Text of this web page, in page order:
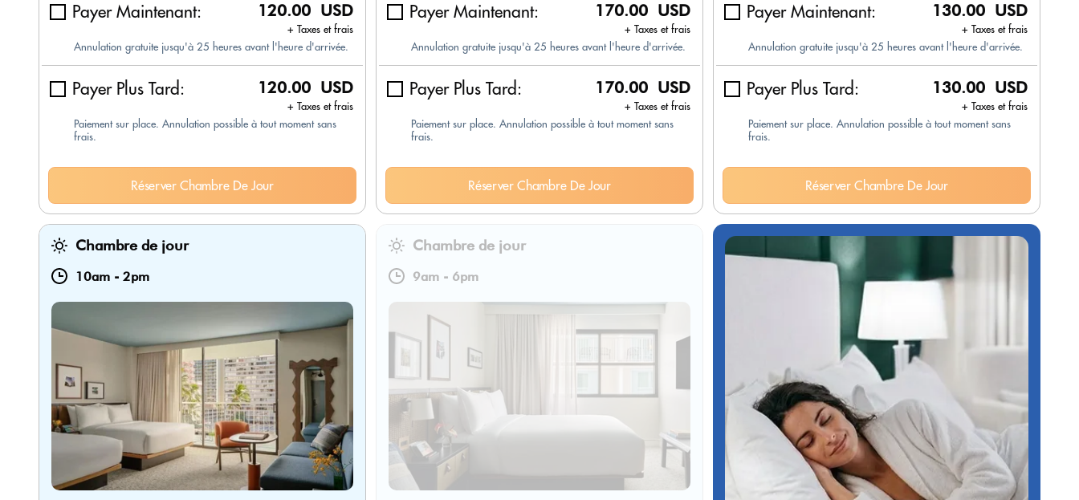
Payer Maintenant: 120.00 USD
+ Taxes et frais
Annulation gratuite jusqu'à 25 heures avant l'heure d'arrivée.
Payer Plus Tard: 120.00 USD
+ Taxes et frais
Paiement sur place. Annulation possible à tout moment sans
frais.
Réserver Chambre De Jour
Payer Maintenant: 170.00 USD
+ Taxes et frais
Annulation gratuite jusqu'à 25 heures avant l'heure d'arrivée.
Payer Plus Tard: 170.00 USD
+ Taxes et frais
Paiement sur place. Annulation possible à tout moment sans
frais.
Réserver Chambre De Jour
Payer Maintenant: 130.00 USD
+ Taxes et frais
Annulation gratuite jusqu'à 25 heures avant l'heure d'arrivée.
Payer Plus Tard: 130.00 USD
+ Taxes et frais
Paiement sur place. Annulation possible à tout moment sans
frais.
Réserver Chambre De Jour
Chambre de jour
10am - 2pm
Chambre de jour
9am - 6pm